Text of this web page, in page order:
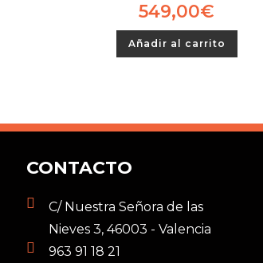
549,00€
Añadir al carrito
CONTACTO
C/ Nuestra Señora de las
Nieves 3, 46003 - Valencia
963 91 18 21